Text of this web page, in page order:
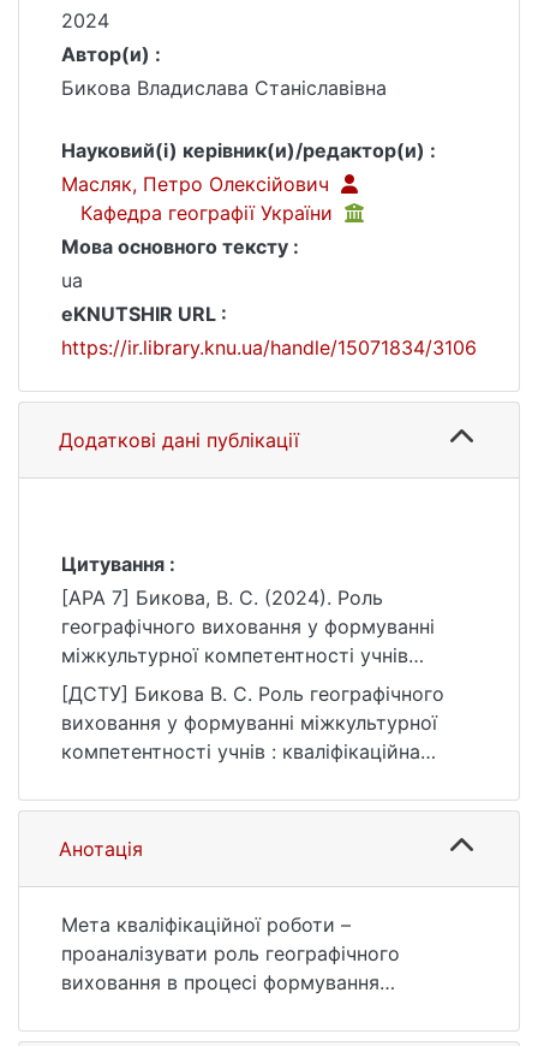
2024
Автор(и) :
Бикова Владислава Станіславівна
Науковий(і) керівник(и)/редактор(и) :
Масляк, Петро Олексійович
Кафедра географії України
Мова основного тексту :
ua
eKNUTSHIR URL :
https://ir.library.knu.ua/handle/15071834/3106
Додаткові дані публікації
Цитування :
[APA 7] Бикова, В. С. (2024). Роль
географічного виховання у формуванні
міжкультурної компетентності учнів
[Бакалаврська робота, Київський
національний університет імені Тараса
Шевченка]. eKNUTSHIR.
https://ir.library.knu.ua/handle/15071834/3106
[ДСТУ] Бикова В. С. Роль географічного
виховання у формуванні міжкультурної
компетентності учнів : кваліфікаційна
наук. кер. П. О. Масляк. Київ, 2024. 78 с.
URL:
https://ir.library.knu.ua/handle/15071834/3106
Анотація
Мета кваліфікаційної роботи –
проаналізувати роль географічного
виховання в процесі формування
уроках географії та в позаурочній